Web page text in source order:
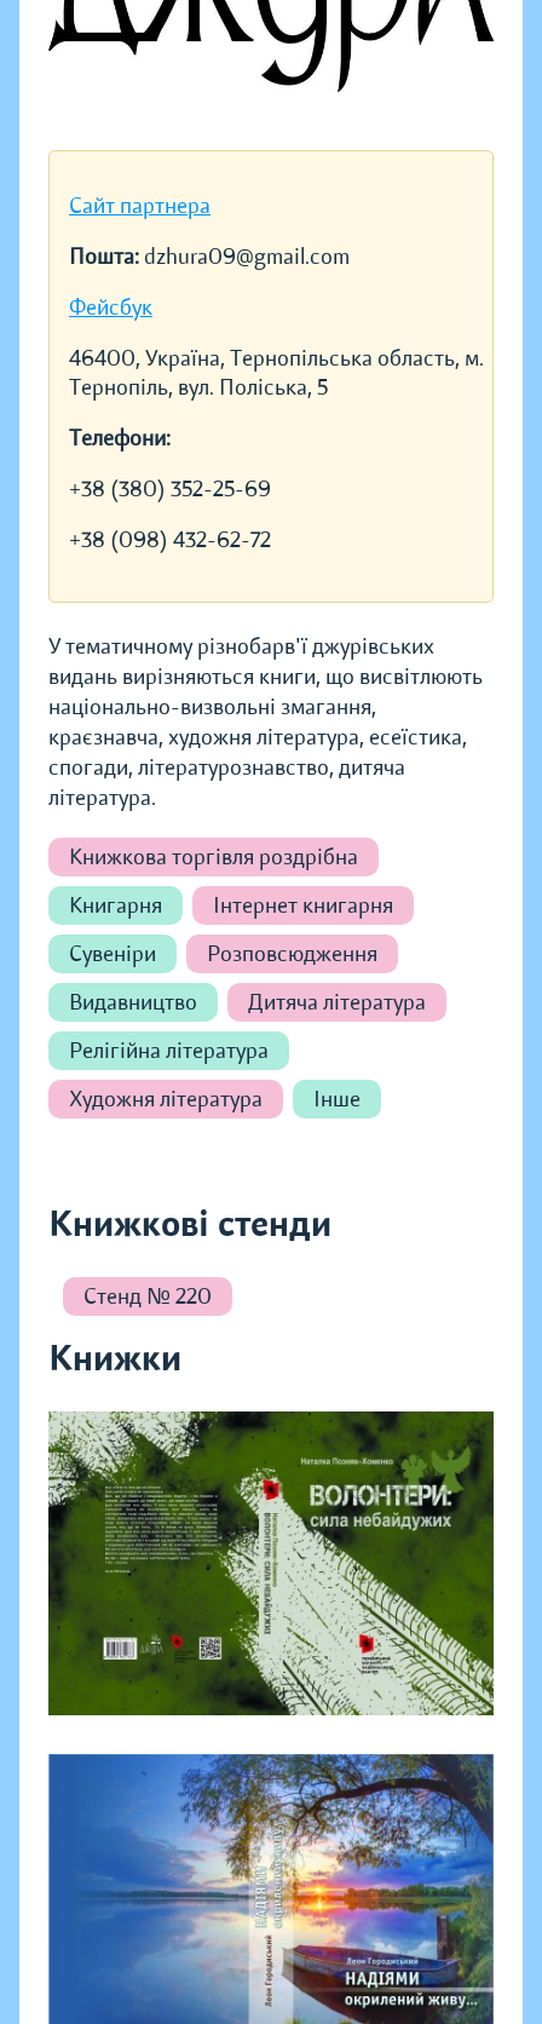
Сайт партнера
Пошта: dzhura09@gmail.com
Фейсбук
46400, Україна, Тернопільська область, м.
Тернопіль, вул. Поліська, 5
Телефони:
+38 (380) 352-25-69
+38 (098) 432-62-72
У тематичному різнобарв'ї джурівських
видань вирізняються книги, що висвітлюють
національно-визвольні змагання,
краєзнавча, художня література, есеїстика,
спогади, літературознавство, дитяча
література.
Книжкова торгівля роздрібна
Книгарня
Інтернет книгарня
Сувеніри
Розповсюдження
Видавництво
Дитяча література
Релігійна література
Художня література
Інше
Книжкові стенди
Стенд № 220
Книжки